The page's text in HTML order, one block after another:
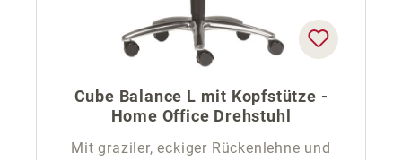
Cube Balance L mit Kopfstütze -
Home Office Drehstuhl
Mit graziler, eckiger Rückenlehne und